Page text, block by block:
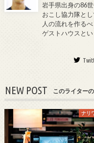
岩手県出身の86
おこし協力隊と
人の流れを作る
ゲストハウスとい
NEW POST このライター
ナリ